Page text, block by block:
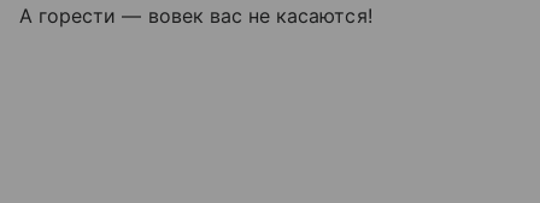
А горести — вовек вас не касаются!